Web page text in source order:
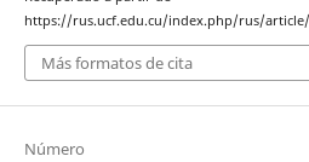
https://rus.ucf.edu.cu/index.php/rus/
Más formatos de cita
Número